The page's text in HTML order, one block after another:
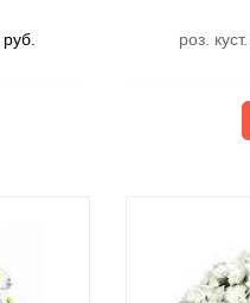
руб. роз.